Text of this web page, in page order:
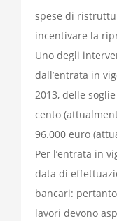
spese di
incentivare la
Uno degli
dall’entrata in
2013, delle
cento
96.000 euro
Per l’entrata in
data di
bancari:
lavori devono